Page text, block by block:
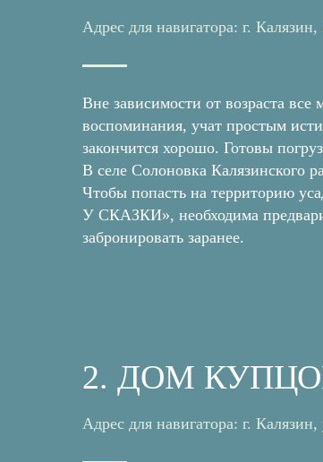
Адрес для навигатора: г.
Вне зависимости от возраста
воспоминания, учат простым
закончится хорошо. Готовы
В селе Солоновка Калязинского
Чтобы попасть на территорию
У СКАЗКИ», необходима
забронировать заранее.
2. ДОМ
Адрес для навигатора: г.